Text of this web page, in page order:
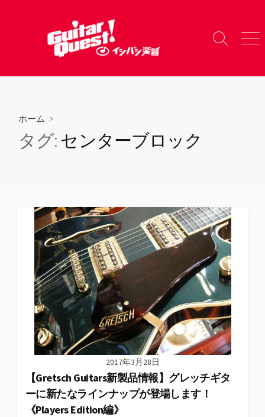
へ
検
り
メ
ー
ホーム >
タグ: センターブロック
2017年3月28日
【Gretsch Guitars新製品情報】グレッチギタ
ーに新たなラインナップが登場します！
《Players Edition編》